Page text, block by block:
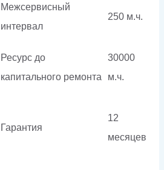
Межсервисный
интервал
250 м.ч.
Ресурс до
капитального ремонта
30000
м.ч.
Гарантия
12
месяцев